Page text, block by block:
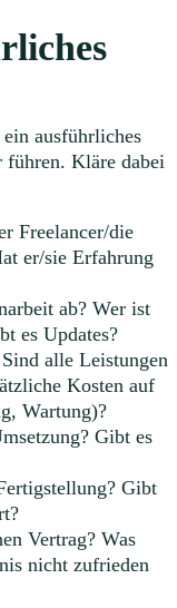
ausführliches
führen. Kläre dabei
Freelancer/die
er/sie Erfahrung
ab? Wer ist
es Updates?
alle Leistungen
Kosten auf
Wartung)?
Gibt es
Gibt
Vertrag? Was
nicht zufrieden